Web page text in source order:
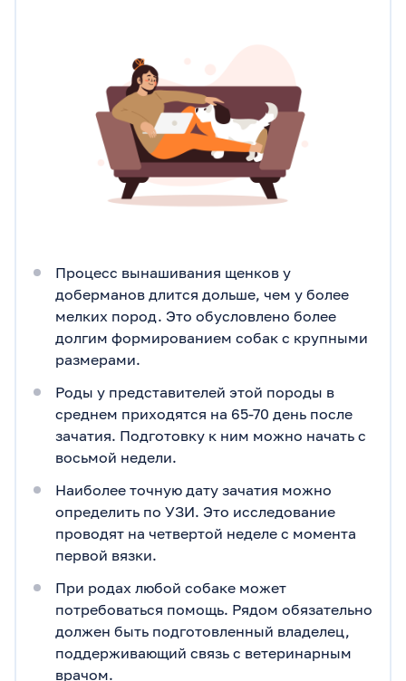
Процесс вынашивания щенков у
доберманов длится дольше, чем у более
мелких пород. Это обусловлено более
долгим формированием собак с крупными
размерами.
Роды у представителей этой породы в
среднем приходятся на 65-70 день после
зачатия. Подготовку к ним можно начать с
восьмой недели.
Наиболее точную дату зачатия можно
определить по УЗИ. Это исследование
проводят на четвертой неделе с момента
первой вязки.
При родах любой собаке может
потребоваться помощь. Рядом обязательно
должен быть подготовленный владелец,
поддерживающий связь с ветеринарным
врачом.